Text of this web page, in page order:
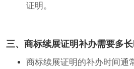
证明。
三、商标续展证明补办需要多长
商标续展证明的补办时间通